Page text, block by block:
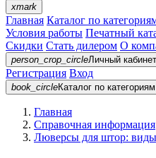
xmark
Главная Каталог по
Условия работы Печатный
Скидки Стать дилером О
person_crop_circleЛичный кабинет
Регистрация Вход
book_circleКаталог по категориям
Главная
Справочная информация
Люверсы для штор: